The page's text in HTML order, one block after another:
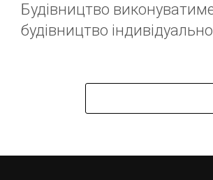
Будівництво
будівництво